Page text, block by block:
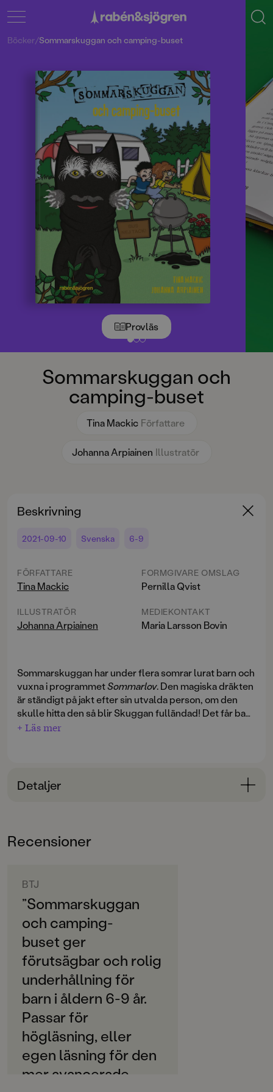
Provläs
Sommarskuggan och
camping-buset
Tina Mackic Författare
Johanna Arpiainen Illustratör
Böcker/Sommarskuggan och camping-buset
Beskrivning
2021-09-10 Svenska 6-9
FÖRFATTARE
Tina Mackic
ILLUSTRATÖR
Johanna Arpiainen
FORMGIVARE OMSLAG
Pernilla Qvist
MEDIEKONTAKT
Maria Larsson Bovin
Sommarskuggan har under flera somrar lurat barn och
vuxna i programmetSommarlov. Den magiska dräkten
är ständigt på jakt efter sin utvalda person, om den
skulle hitta den så blir Skuggan fulländad! Det får bara
inte hända, och det är därför Struts fått uppdraget att
camping i utkanten av staden som håller på att flytta.
De har lekt samma skugglek minst hundra gånger, och
den riktiga Sommarskuggan ...
+ Läs mer
Detaljer
6-9
Svenska
SPRÅK
Svenska
SERIE
Sommarskuggan
PUBLICERINGSDATUM
2021-09-10
LÄSORDNING
Produktion
Recensioner
BTJ
”Sommarskuggan
och camping-
buset ger
förutsägbar och rolig
underhållning för
barn i åldern 6-9 år.
Passar för
högläsning, eller
egen läsning för den
mer avancerade